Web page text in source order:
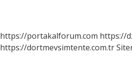
https://portakalforum.com https://
https://dortmevsimtente.com.tr